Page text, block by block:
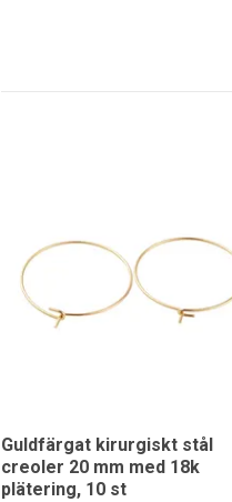
Guldfärgat kirurgiskt stål
creoler 20 mm med 18k
plätering, 10 st